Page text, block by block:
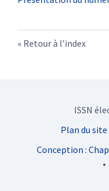
Retour à l’index
ISSN
Plan du site
Conception :